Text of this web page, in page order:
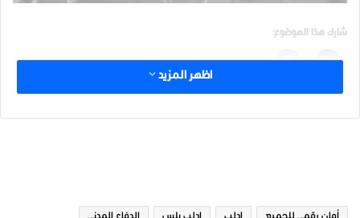
شارك هذا الموضوع:
اظهر المزيد